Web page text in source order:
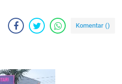
Komentar ()